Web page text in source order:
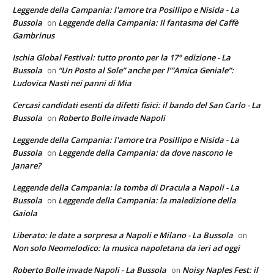
Leggende della Campania: l'amore tra Posillipo e Nisida - La
Bussola on Leggende della Campania: Il fantasma del Caffè
Gambrinus
Ischia Global Festival: tutto pronto per la 17° edizione - La
Bussola on “Un Posto al Sole” anche per l’”Amica Geniale”:
Ludovica Nasti nei panni di Mia
Cercasi candidati esenti da difetti fisici: il bando del San Carlo - La
Bussola on Roberto Bolle invade Napoli
Leggende della Campania: l'amore tra Posillipo e Nisida - La
Bussola on Leggende della Campania: da dove nascono le
Janare?
Leggende della Campania: la tomba di Dracula a Napoli - La
Bussola on Leggende della Campania: la maledizione della
Gaiola
Liberato: le date a sorpresa a Napoli e Milano - La Bussola on
Non solo Neomelodico: la musica napoletana da ieri ad oggi
Roberto Bolle invade Napoli - La Bussola on Noisy Naples Fest: il